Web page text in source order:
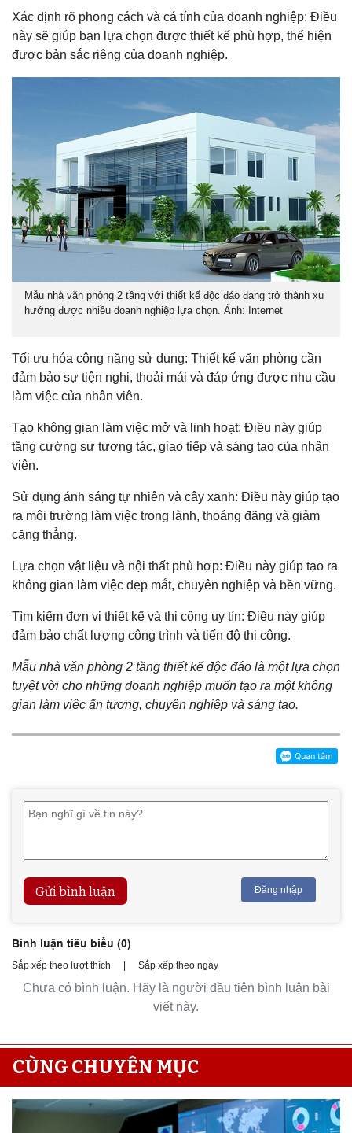
Xác định rõ phong cách và cá tính của doanh nghiệp: Điều
này sẽ giúp bạn lựa chọn được thiết kế phù hợp, thể hiện
được bản sắc riêng của doanh nghiệp.
Mẫu nhà văn phòng 2 tầng với thiết kế độc đáo đang trở thành xu
hướng được nhiều doanh nghiệp lựa chọn. Ảnh: Internet
Tối ưu hóa công năng sử dụng: Thiết kế văn phòng cần
đảm bảo sự tiện nghi, thoải mái và đáp ứng được nhu cầu
làm việc của nhân viên.
Tạo không gian làm việc mở và linh hoạt: Điều này giúp
tăng cường sự tương tác, giao tiếp và sáng tạo của nhân
viên.
Sử dụng ánh sáng tự nhiên và cây xanh: Điều này giúp tạo
ra môi trường làm việc trong lành, thoáng đãng và giảm
căng thẳng.
Lựa chọn vật liệu và nội thất phù hợp: Điều này giúp tạo ra
không gian làm việc đẹp mắt, chuyên nghiệp và bền vững.
Tìm kiếm đơn vị thiết kế và thi công uy tín: Điều này giúp
đảm bảo chất lượng công trình và tiến độ thi công.
Mẫu nhà văn phòng 2 tầng thiết kế độc đáo là một lựa chọn
tuyệt vời cho những doanh nghiệp muốn tạo ra một không
gian làm việc ấn tượng, chuyên nghiệp và sáng tạo.
Gửi bình luận Đăng nhập
Bình luận tiêu biểu (0)
Sắp xếp theo lượt thích Sắp xếp theo ngày
Chưa có bình luận. Hãy là người đầu tiên bình luận bài
viết này.
CÙNG CHUYÊN MỤC